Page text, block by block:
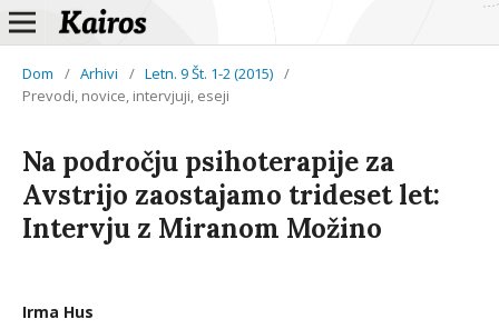
Dom / Arhivi / Letn. 9 Št. 1-2 (2015) /
Prevodi, novice, intervjuji, eseji
Na področju psihoterapije za
Avstrijo zaostajamo trideset let:
Intervju z Miranom Možino
Irma Hus